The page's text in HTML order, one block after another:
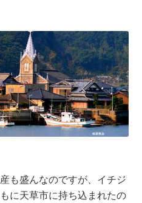
も盛んなのですが、イチジ
に天草市に持ち込まれたの